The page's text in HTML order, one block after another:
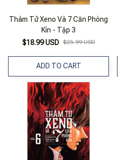
Thám Tử Xeno Và 7 Căn Phòng
Kín - Tập 3
$18.99 USD $25.99 USD
ADD TO CART